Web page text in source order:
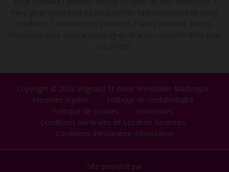
Copyright © 2026 Vrignaud Et Biron Immobilier Martinique
Mentions légales
Politique de confidentialité
Politique de cookies
Honoraires
Conditions Générales de Location Vacances
Conditions d’Assurance d’Annulation
Site propulsé par